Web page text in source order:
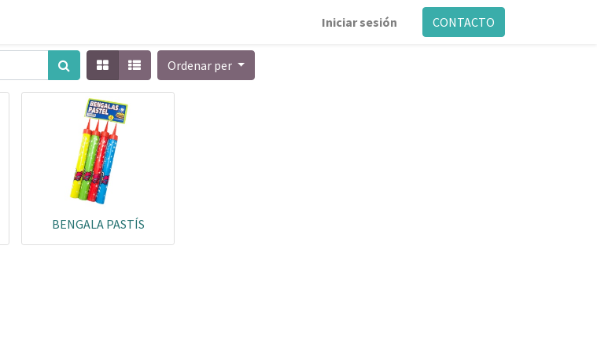
Iniciar sesión CONTACTO
Ordenar per
BENGALA PASTÍS